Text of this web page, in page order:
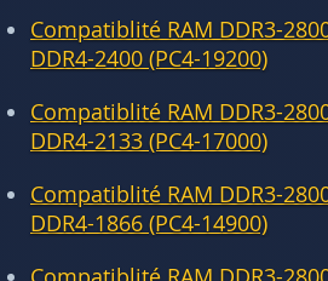
Compatiblité RAM DDR3-
DDR4-2400 (PC4-19200)
Compatiblité RAM DDR3-
DDR4-2133 (PC4-17000)
Compatiblité RAM DDR3-
DDR4-1866 (PC4-14900)